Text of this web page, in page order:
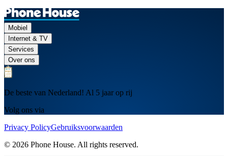
Mobiel
Internet & TV
Services
Over ons
De beste van Nederland! Al 5 jaar op rij
Volg ons via
Privacy PolicyGebruiksvoorwaarden
© 2026 Phone House. All rights reserved.